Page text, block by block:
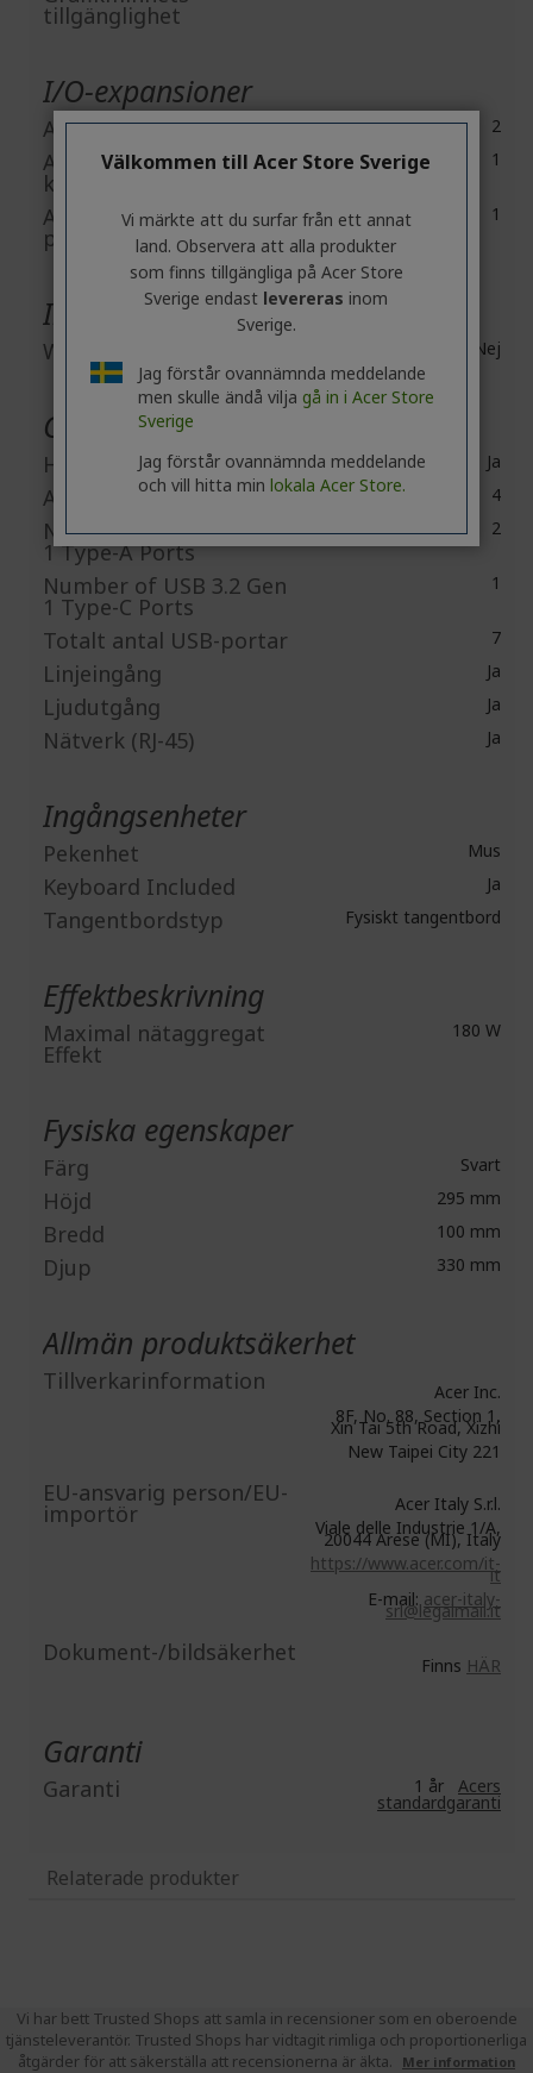
tillgänglighet
I/O-expansioner
Antal Totalt kortplatser 2
Antal PCI Express x1
kortplatser
1
Antal PCI Express x16
platser
1
Inbyggda enheter
Webbkamera Nej
Gränssnitt / portar
HDMI Ja
Antal USB 2.0-portar 4
Number of USB 3.2 Gen
1 Type-A Ports
2
Number of USB 3.2 Gen
1 Type-C Ports
1
Totalt antal USB-portar 7
Linjeingång Ja
Ljudutgång Ja
Nätverk (RJ-45) Ja
Ingångsenheter
Pekenhet Mus
Keyboard Included Ja
Tangentbordstyp Fysiskt tangentbord
Effektbeskrivning
Maximal nätaggregat
Effekt
180 W
Fysiska egenskaper
Färg Svart
Höjd 295 mm
Bredd 100 mm
Djup 330 mm
Allmän produktsäkerhet
Tillverkarinformation
Acer Inc.
8F, No. 88, Section 1,
Xin Tai 5th Road, Xizhi
New Taipei City 221
EU-ansvarig person/EU-
importör
Acer Italy S.r.l.
Viale delle Industrie 1/A,
20044 Arese (MI), Italy
https://www.acer.com/it-
it
E-mail:acer-italy-
srl@legalmail.it
Dokument-/bildsäkerhet Finns HÄR
Garanti
Garanti 1 år Acers
standardgaranti
Relaterade produkter
Vi har bett Trusted Shops att samla in recensioner som en oberoende
tjänsteleverantör. Trusted Shops har vidtagit rimliga och proportionerliga
åtgärder för att säkerställa att recensionerna är äkta.
Mer information
Välkommen till Acer Store Sverige
Vi märkte att du surfar från ett annat
land. Observera att alla produkter
som finns tillgängliga på Acer Store
Sverige endast levereras inom
Sverige.
Jag förstår ovannämnda meddelande
men skulle ändå vilja gå in i Acer Store
Sverige
Jag förstår ovannämnda meddelande
och vill hitta min lokala Acer Store.